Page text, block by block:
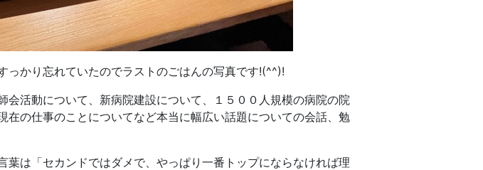
っかり忘れていたのでラストのごはんの写真です!(^^)!
会活動について、新病院建設について、１５００人規模の病院の院
在の仕事のことについてなど本当に幅広い話題についての会話、勉
葉は「セカンドではダメで、やっぱり一番トップにならなければ理